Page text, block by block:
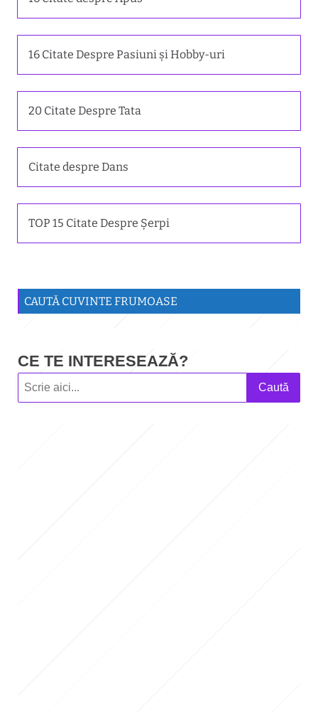
16 Citate Despre Pasiuni și Hobby-uri
20 Citate Despre Tata
Citate despre Dans
TOP 15 Citate Despre Șerpi
CAUTĂ CUVINTE FRUMOASE
CE TE INTERESEAZĂ?
Caută